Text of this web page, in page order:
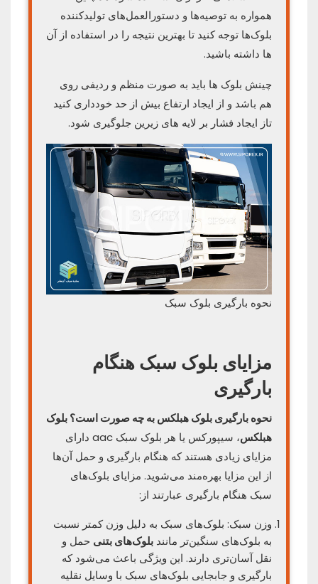
همواره به توصیه‌ها و دستورالعمل‌های تولیدکننده
بلوک‌ها توجه کنید تا بهترین نتیجه را در استفاده از آن
ها داشته باشید.
چینش بلوک ها باید به صورت منظم و ردیفی روی
هم باشد و از ایجاد ارتفاع بیش از حد خودداری کنید
تاز ایجاد فشار بر لایه های زیرین جلوگیری شود.
نحوه بارگیری بلوک سبک
مزایای بلوک سبک هنگام
بارگیری
نحوه بارگیری بلوک هبلکس به چه صورت است؟ بلوک‌
هبلکس
، سیپورکس یا هر بلوک سبک aac دارای
مزایای زیادی هستند که هنگام بارگیری و حمل آن‌ها
از این مزایا بهره‌مند می‌شوید. مزایای بلوک‌های
سبک هنگام بارگیری عبارتند از:
وزن سبک: بلوک‌های سبک به دلیل وزن کمتر نسبت
به بلوک‌های سنگین‌تر مانند بلوک‌های بتنی حمل و
نقل آسان‌تری دارند. این ویژگی باعث می‌شود که
بارگیری و جابجایی بلوک‌های سبک با وسایل نقلیه